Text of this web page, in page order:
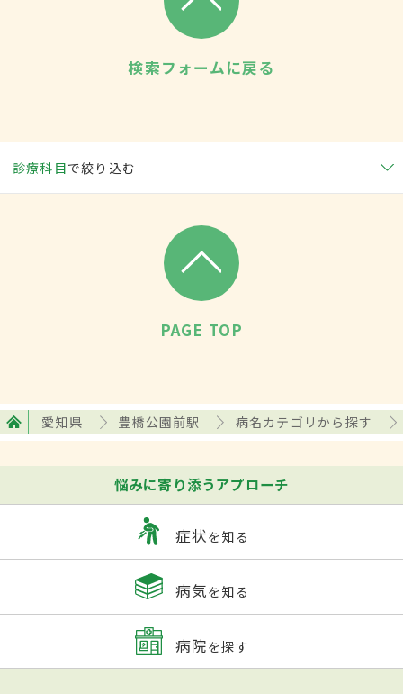
検索フォームに戻る
診療科目で絞り込む
PAGE TOP
愛知県 豊橋公園前駅 病名カテゴリから探す
悩みに寄り添うアプローチ
症状を知る
病気を知る
病院を探す